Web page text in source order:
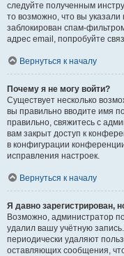
следуйте полученным
то возможно, что вы
заблокирован спам-
адрес email, попробуйте
Вернуться к началу
Почему я не могу войти?
Существует несколько
вы правильно вводите имя
правильно, свяжитесь с
вам закрыт доступ к
в конфигурации
исправления настроек.
Вернуться к началу
Я давно зарегистрирован,
Возможно, администратор
удалил вашу учётную
периодически удаляют
оставляющих сообщения,